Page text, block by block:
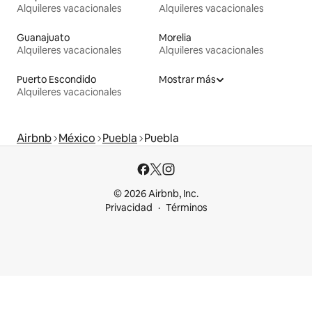
Alquileres vacacionales
Alquileres vacacionales
Guanajuato
Alquileres vacacionales
Morelia
Alquileres vacacionales
Puerto Escondido
Alquileres vacacionales
Mostrar más
Airbnb México Puebla Puebla
© 2026 Airbnb, Inc.
Privacidad
Términos